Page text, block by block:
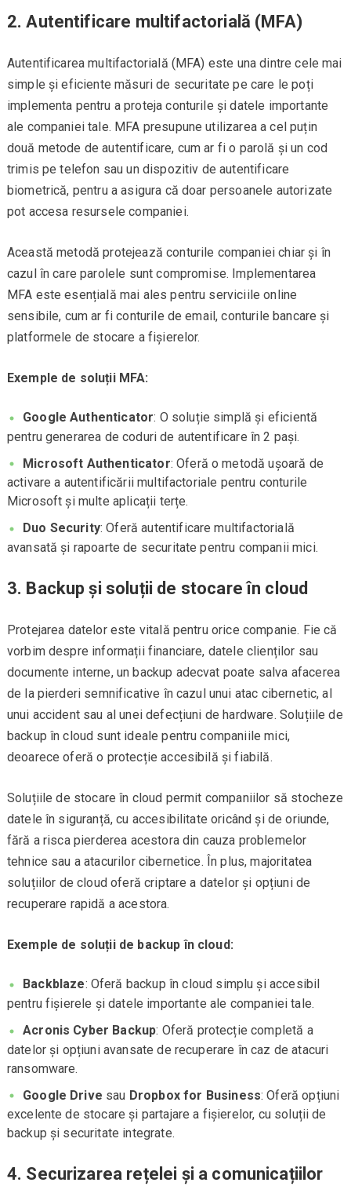
2.Autentificare multifactorială (MFA)
Autentificarea multifactorială (MFA) este una dintre cele mai
simple și eficiente măsuri de securitate pe care le poți
implementa pentru a proteja conturile și datele importante
ale companiei tale. MFA presupune utilizarea a cel puțin
două metode de autentificare, cum ar fi o parolă și un cod
trimis pe telefon sau un dispozitiv de autentificare
biometrică, pentru a asigura că doar persoanele autorizate
pot accesa resursele companiei.
Această metodă protejează conturile companiei chiar și în
cazul în care parolele sunt compromise. Implementarea
MFA este esențială mai ales pentru serviciile online
sensibile, cum ar fi conturile de email, conturile bancare și
platformele de stocare a fișierelor.
Exemple de soluții MFA:
Google Authenticator: O soluție simplă și eficientă
pentru generarea de coduri de autentificare în 2 pași.
Microsoft Authenticator: Oferă o metodă ușoară de
activare a autentificării multifactoriale pentru conturile
Microsoft și multe aplicații terțe.
Duo Security: Oferă autentificare multifactorială
avansată și rapoarte de securitate pentru companii mici.
3. Backup și soluții de stocare în cloud
Protejarea datelor este vitală pentru orice companie. Fie că
vorbim despre informații financiare, datele clienților sau
documente interne, un backup adecvat poate salva afacerea
de la pierderi semnificative în cazul unui atac cibernetic, al
unui accident sau al unei defecțiuni de hardware. Soluțiile de
backup în cloud sunt ideale pentru companiile mici,
deoarece oferă o protecție accesibilă și fiabilă.
Soluțiile de stocare în cloud permit companiilor să stocheze
datele în siguranță, cu accesibilitate oricând și de oriunde,
fără a risca pierderea acestora din cauza problemelor
tehnice sau a atacurilor cibernetice. În plus, majoritatea
soluțiilor de cloud oferă criptare a datelor și opțiuni de
recuperare rapidă a acestora.
Exemple de soluții de backup în cloud:
Backblaze: Oferă backup în cloud simplu și accesibil
pentru fișierele și datele importante ale companiei tale.
Acronis Cyber Backup: Oferă protecție completă a
datelor și opțiuni avansate de recuperare în caz de atacuri
ransomware.
Google Drive sau Dropbox for Business: Oferă opțiuni
excelente de stocare și partajare a fișierelor, cu soluții de
backup și securitate integrate.
4. Securizarea rețelei și a comunicațiilor